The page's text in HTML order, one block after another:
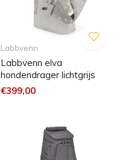
Labbvenn
Labbvenn elva
hondendrager lichtgrijs
€399,00